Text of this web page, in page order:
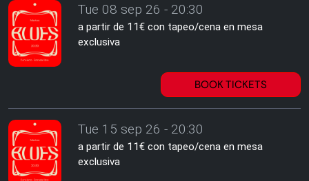
Tue 08 sep 26 - 20:30
a partir de 11€ con tapeo/cena en mesa
exclusiva
BOOK TICKETS
Tue 15 sep 26 - 20:30
a partir de 11€ con tapeo/cena en mesa
exclusiva